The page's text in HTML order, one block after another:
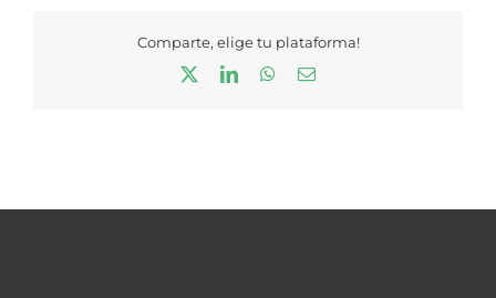
Comparte, elige tu plataforma!
LinkedInWhatsApp
Correo